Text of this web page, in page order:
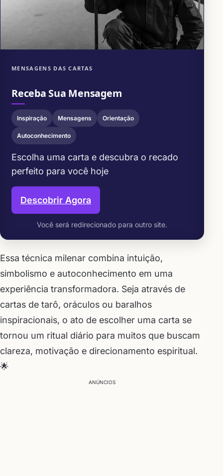
MENSAGENS DAS CARTAS
Receba Sua Mensagem
Inspiração Mensagens Orientação
Autoconhecimento
Escolha uma carta e descubra o recado
perfeito para você hoje
Descobrir Agora
Você será redirecionado para outro site.
Essa técnica milenar combina intuição,
simbolismo e autoconhecimento em uma
experiência transformadora. Seja através de
cartas de tarô, oráculos ou baralhos
inspiracionais, o ato de escolher uma carta se
tornou um ritual diário para muitos que buscam
clareza, motivação e direcionamento espiritual.
🌟
ANÚNCIOS